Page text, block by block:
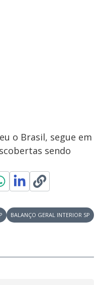
o Brasil, segue em
sendo
BALANÇO GERAL INTERIOR SP